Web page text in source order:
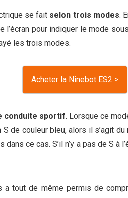
se fait selon trois modes.
l’écran pour indiquer le mode
les trois modes.
Acheter la Ninebot ES2 >
conduite sportif. Lorsque ce
S de couleur bleu, alors il s’agit du
ce cas. S’il n’y a pas de S à
a tout de même permis de